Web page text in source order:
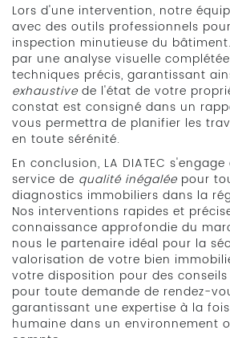
Lors d'une intervention, notre
avec des outils professionnels
inspection minutieuse du
par une analyse visuelle
techniques précis, garantissant
exhaustive de l'état de votre
constat est consigné dans un
vous permettra de planifier les
en toute sérénité.
En conclusion, LA DIATEC
service de qualité inégalée pour
diagnostics immobiliers dans la
Nos interventions rapides et
connaissance approfondie du
nous le partenaire idéal pour la
valorisation de votre bien
votre disposition pour des
pour toute demande de rendez-
garantissant une expertise à la
humaine dans un environnement